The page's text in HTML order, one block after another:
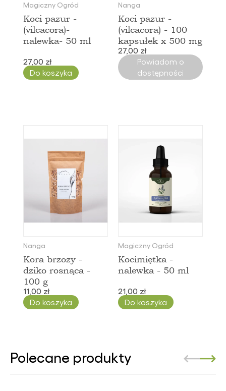
Magiczny Ogród
Koci pazur -
(vilcacora)-
nalewka- 50 ml
27,00 zł
Do koszyka
Nanga
Koci pazur -
(vilcacora) - 100
kapsułek x 500 mg
27,00 zł
Powiadom o
dostępności
Nanga
Kora brzozy -
dziko rosnąca -
100 g
11,00 zł
Do koszyka
Magiczny Ogród
Kocimiętka -
nalewka - 50 ml
21,00 zł
Do koszyka
Polecane produkty